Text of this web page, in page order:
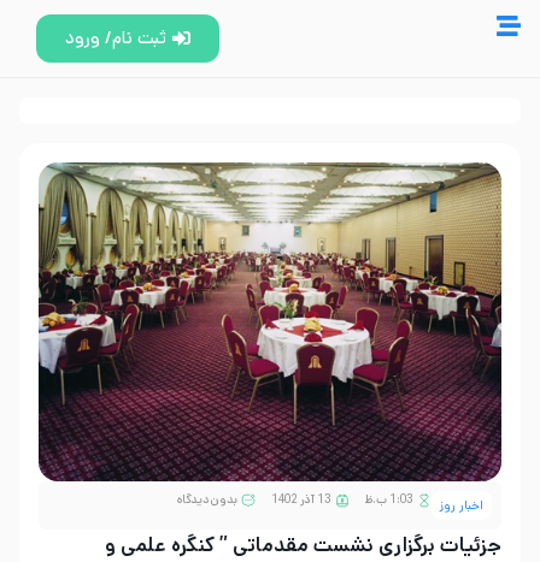
ثبت نام/ ورود
اخبار روز 1:03 ب.ظ 13 آذر 1402 بدون دیدگاه
جزئیات برگزاری نشست مقدماتی ” کنگره علمی و